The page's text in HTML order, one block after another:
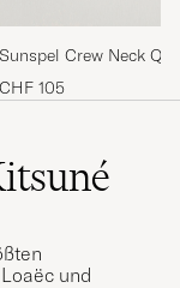
Sunspel Crew Neck
Shirt Charcoal
CHF 105
und